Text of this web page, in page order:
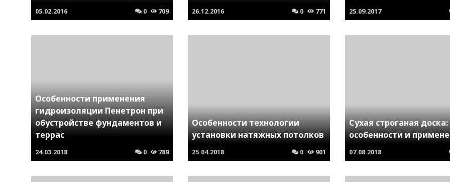
05.02.2016 0 709 26.12.2016 0 771 25.09.2017
Особенности применения
гидроизоляции Пенетрон при
обустройстве фундаментов и
террас
24.03.2018 0 789
Особенности технологии
установки натяжных потолков
25.04.2018 0 901
Сухая строганая доска:
особенности и
07.08.2018